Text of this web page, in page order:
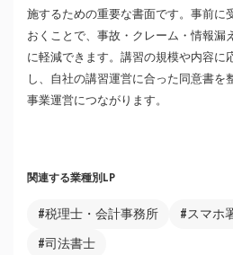
施するための重要な書面です。事前に
おくことで、事故・クレーム・情報漏
に軽減できます。講習の規模や内容に
し、自社の講習運営に合った同意書を
事業運営につながります。
関連する業種別LP
#税理士・会計事務所 #スマホ
#司法書士